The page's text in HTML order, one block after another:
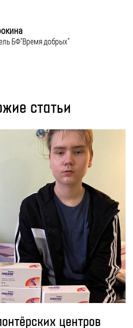
БФ"Время добрых"
статьи
центров